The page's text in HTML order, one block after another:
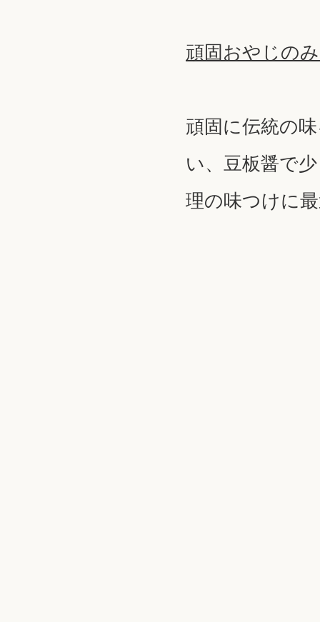
頑固おやじの
頑固に伝統の
い、豆板醤で
理の味つけに